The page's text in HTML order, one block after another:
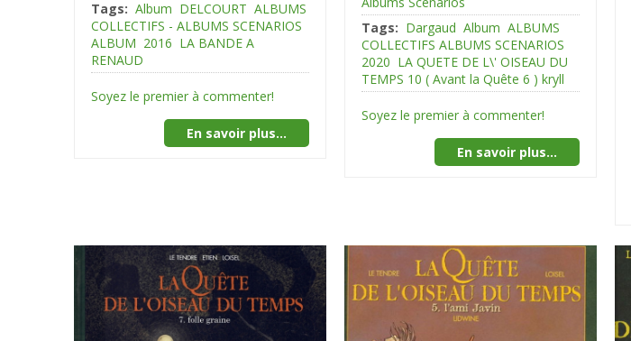
Tags: Album DELCOURT ALBUMS
COLLECTIFS - ALBUMS SCENARIOS
ALBUM 2016 LA BANDE A
RENAUD
Soyez le premier à commenter!
En savoir plus...
Tags: Dargaud Album ALBUMS
COLLECTIFS ALBUMS SCENARIOS
2020 LA QUETE DE L\' OISEAU DU
TEMPS 10 ( Avant la Quête 6 ) kryll
Soyez le premier à commenter!
En savoir plus...